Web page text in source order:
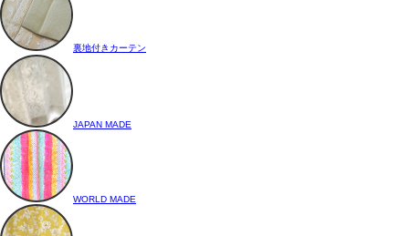
裏地付きカーテン
JAPAN MADE
WORLD MADE